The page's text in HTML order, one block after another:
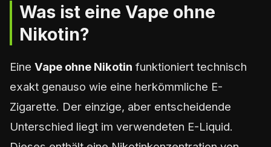
Was ist eine Vape ohne
Nikotin?
Eine Vape ohne Nikotin funktioniert technisch
exakt genauso wie eine herkömmliche E-
Zigarette. Der einzige, aber entscheidende
Unterschied liegt im verwendeten E-Liquid.